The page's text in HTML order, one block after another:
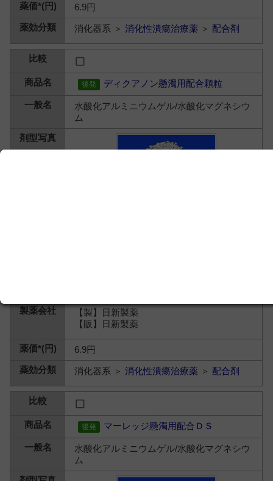
6.9円
消化器系 ＞消化性潰瘍治療薬 ＞ 配合剤
ディクアノン懸濁用配合顆粒
水酸化アルミニウムゲル/水酸化マグネシウ
ム
【製】日新製薬
【販】日新製薬
6.9円
消化器系 ＞消化性潰瘍治療薬 ＞ 配合剤
マーレッジ懸濁用配合ＤＳ
水酸化アルミニウムゲル/水酸化マグネシウ
ム